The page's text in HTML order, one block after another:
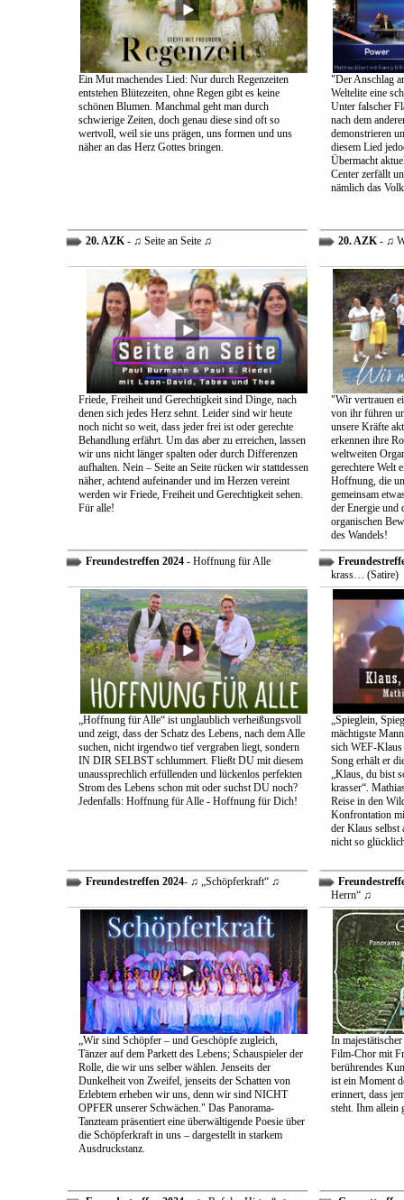
Ein Mut machendes Lied: Nur durch Regenzeiten
entstehen Blütezeiten, ohne Regen gibt es keine
schönen Blumen. Manchmal geht man durch
schwierige Zeiten, doch genau diese sind oft so
wertvoll, weil sie uns prägen, uns formen und uns
näher an das Herz Gottes bringen.
"Der Anschlag
Weltelite eine
Unter falscher
nach dem
demonstrieren
diesem Lied
Übermacht
Center zerfällt
nämlich das
20. AZK- ♫ Seite an Seite ♫
Friede, Freiheit und Gerechtigkeit sind Dinge, nach
denen sich jedes Herz sehnt. Leider sind wir heute
noch nicht so weit, dass jeder frei ist oder gerechte
Behandlung erfährt. Um das aber zu erreichen, lassen
wir uns nicht länger spalten oder durch Differenzen
aufhalten. Nein – Seite an Seite rücken wir stattdessen
näher, achtend aufeinander und im Herzen vereint
werden wir Friede, Freiheit und Gerechtigkeit sehen.
Für alle!
20. AZK- ♫
"Wir vertrauen
von ihr führen
unsere Kräfte
erkennen ihre
weltweiten
gerechtere Welt
Hoffnung, die
gemeinsam
der Energie und
organischen
des Wandels!
Freundestreffen 2024- Hoffnung für Alle
„Hoffnung für Alle“ ist unglaublich verheißungsvoll
und zeigt, dass der Schatz des Lebens, nach dem Alle
suchen, nicht irgendwo tief vergraben liegt, sondern
IN DIR SELBST schlummert. Fließt DU mit diesem
unaussprechlich erfüllenden und lückenlos perfekten
Strom des Lebens schon mit oder suchst DU noch?
Jedenfalls: Hoffnung für Alle - Hoffnung für Dich!
krass… (Satire)
„Spieglein,
mächtigste
sich WEF-Klaus
Song erhält er
„Klaus, du bist
krasser“.
Reise in den
Konfrontation
der Klaus
nicht so
Freundestreffen 2024- ♫ „Schöpferkraft“ ♫
„Wir sind Schöpfer – und Geschöpfe zugleich,
Tänzer auf dem Parkett des Lebens; Schauspieler der
Rolle, die wir uns selber wählen. Jenseits der
Dunkelheit von Zweifel, jenseits der Schatten von
Erlebtem erheben wir uns, denn wir sind NICHT
OPFER unserer Schwächen." Das Panorama-
Tanzteam präsentiert eine überwältigende Poesie über
die Schöpferkraft in uns – dargestellt in starkem
Ausdruckstanz.
Herrn“ ♫
In
Film-Chor mit
berührendes
ist ein Moment
erinnert, dass
steht. Ihm allein